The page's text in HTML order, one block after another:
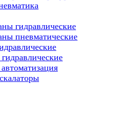
гидравлические
пневматические